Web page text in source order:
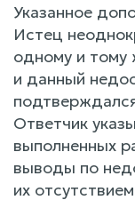
Указанное
Истец
одному и тому
и данный
Ответчик
выполненных
выводы по
их